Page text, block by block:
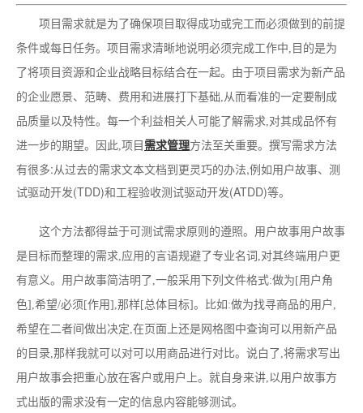
项目需求就是为了确保项目取得成功或完工而必须做到的前提
条件或每日任务。项目需求清晰地说明必须完成工作中,目的是为
了将项目资源和企业战略目标结合在一起。由于项目需求为新产品
的企业愿景、范畴、费用和进展打下基础,从而看准的一定要制成
品质量以及特性。每一个利益相关人可能了解需求,对其成品怀有
进一步的期望。因此,项目 需求管理方法至关重要。撰写需求方法
有很多:从过去的需求文本文档到更灵巧的办法,例如用户故事、测
试驱动开发(TDD)和工程验收测试驱动开发(ATDD)等。
这个方法都得益于可测试需求原则的遵照。用户故事用户故事
是目标而整理的需求,应用的言语规避了专业名词,对其终端用户更
有意义。用户故事简洁明了,一般采用下列文件格式:做为[用户角
色],希望/必须[作用],那样[总体目标]。比如:做为找寻商品的用户,
希望在二者间做出决定,在页面上还是网格图中查询可以用新产品
的目录,那样我就可以对可以用商品进行对比。说白了,将需求写出
用户故事会把重心放在客户或用户上。就自身来讲,以用户故事方
式出版的需求没有一定的信息内容能够测试。